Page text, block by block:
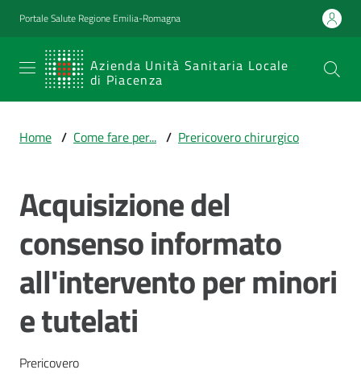
Vai al contenuto
Vai alla navigazione
Vai al footer
Portale Salute Regione Emilia-Romagna
Azienda Unità Sanitaria Locale
di Piacenza
SERVIZIO
SANITARIO
Emilia-
Azienda Unità
Sanitaria Locale
di Piacenza
Prestazioni
percorsi
cura
Home / Come fare per... / Prericovero chirurgico
Acquisizione del
consenso informato
all'intervento per minori
e tutelati
Prericovero